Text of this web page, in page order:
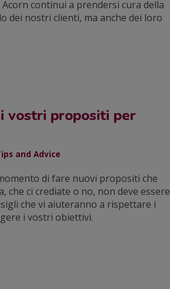
continui a prendersi cura della
dei nostri clienti, ma anche dei loro
vostri propositi per
and Advice
di fare nuovi propositi che
ci crediate o no, non deve essere
che vi aiuteranno a rispettare i
i vostri obiettivi.